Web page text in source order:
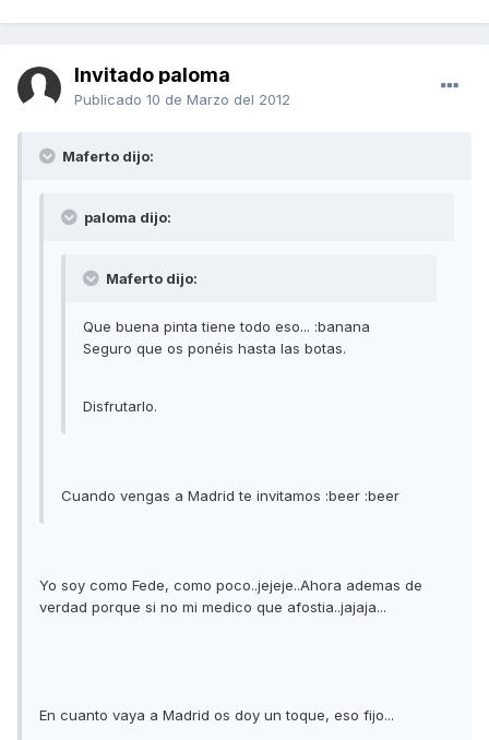
Invitado paloma
Publicado 10 de Marzo del 2012
Maferto dijo:
paloma dijo:
Maferto dijo:
Que buena pinta tiene todo eso... :banana
Seguro que os ponéis hasta las botas.
Disfrutarlo.
Cuando vengas a Madrid te invitamos :beer :beer
Yo soy como Fede, como poco..jejeje..Ahora ademas de
verdad porque si no mi medico que afostia..jajaja...
En cuanto vaya a Madrid os doy un toque, eso fijo...